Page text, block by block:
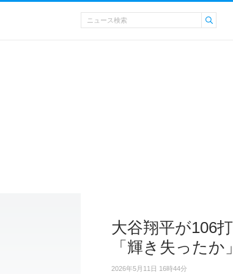
大谷翔平が106
「輝き失ったか」
2026年5月11日 16時44分